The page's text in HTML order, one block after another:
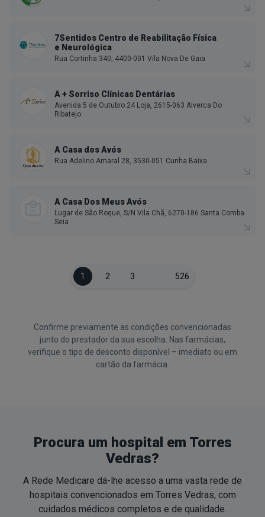
7Sentidos Centro de Reabilitação Física
e Neurológica
Rua Cortinha 340, 4400-001 Vila Nova De Gaia
A + Sorriso Clínicas Dentárias
Avenida 5 de Outubro 24 Loja, 2615-063 Alverca Do
Ribatejo
A Casa dos Avós
Rua Adelino Amaral 28, 3530-051 Cunha Baixa
A Casa Dos Meus Avós
Lugar de São Roque, S/N Vila Chã, 6270-186 Santa Comba
Seia
1 2 3 526
Confirme previamente as condições convencionadas
junto do prestador da sua escolha. Nas farmácias,
verifique o tipo de desconto disponível – imediato ou em
cartão da farmácia.
Procura um hospital em Torres
Vedras?
A Rede Medicare dá-lhe acesso a uma vasta rede de
hospitais convencionados em Torres Vedras, com
cuidados médicos completos e de qualidade.